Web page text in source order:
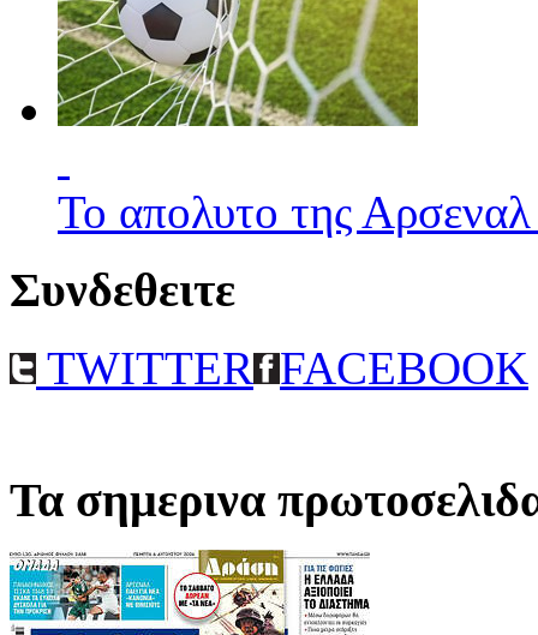
Το απολυτο της
Συνδεθειτε
TWITTER FACEBOOK
Τα σημερινα